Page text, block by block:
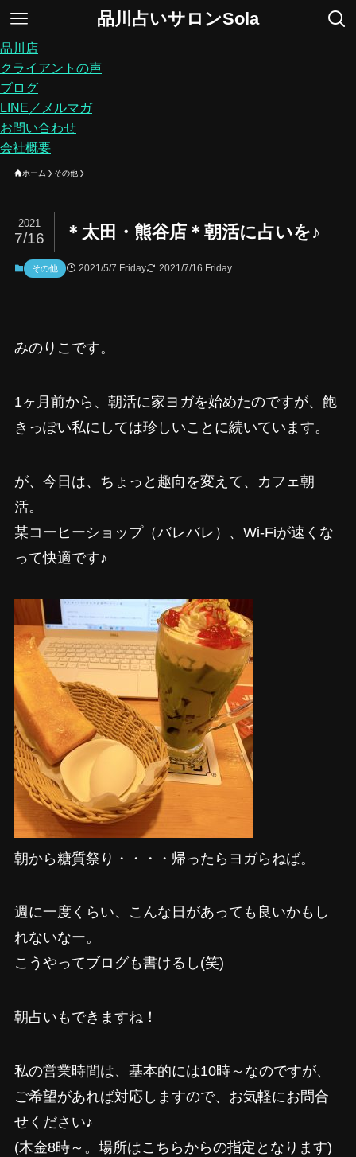
品川占いサロンSola
品川店
クライアントの声
ブログ
LINE／メルマガ
お問い合わせ
会社概要
ホーム その他
＊太田・熊谷店＊朝活に占いを♪
2021
7/16
その他 2021/5/7 Friday 2021/7/16 Friday
みのりこです。
1ヶ月前から、朝活に家ヨガを始めたのですが、飽
きっぽい私にしては珍しいことに続いています。
が、今日は、ちょっと趣向を変えて、カフェ朝
活。
某コーヒーショップ（バレバレ）、Wi-Fiが速くな
って快適です♪
朝から糖質祭り・・・・帰ったらヨガらねば。
週に一度くらい、こんな日があっても良いかもし
れないなー。
こうやってブログも書けるし(笑)
朝占いもできますね！
私の営業時間は、基本的には10時～なのですが、
ご希望があれば対応しますので、お気軽にお問合
せください♪
(木金8時～。場所はこちらからの指定となります)